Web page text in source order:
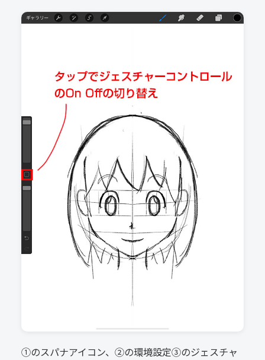
①のスパナアイコン、②の環境設定③のジェスチャ